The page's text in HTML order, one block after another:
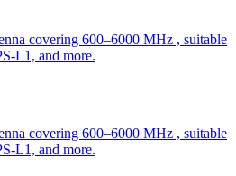
covering 600–6000 MHz , suitable
L1, and more.
covering 600–6000 MHz , suitable
L1, and more.